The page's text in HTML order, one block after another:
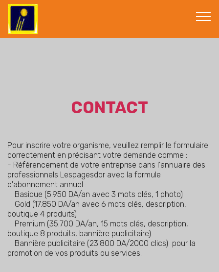
CONTACT
Pour inscrire votre organisme, veuillez remplir le formulaire
correctement en précisant votre demande comme :
- Référencement de votre entreprise dans l'annuaire des
professionnels Lespagesdor avec la formule
d'abonnement annuel :
. Basique (5.950 DA/an avec 3 mots clés, 1 photo)
. Gold (17.850 DA/an avec 6 mots clés, description,
boutique 4 produits)
. Premium (35.700 DA/an, 15 mots clés, description,
boutique 8 produits, bannière publicitaire).
. Bannière publicitaire (23.800 DA/2000 clics) pour la
promotion de vos produits ou services.